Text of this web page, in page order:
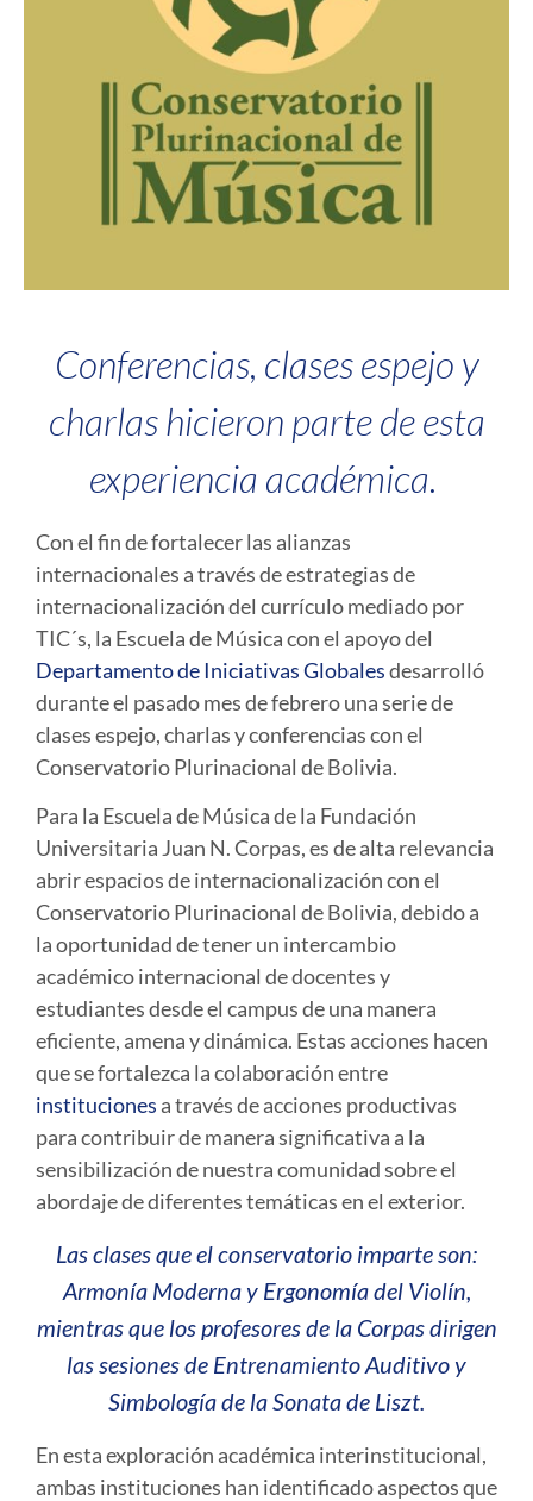
Conferencias, clases espejo y
charlas hicieron parte de esta
experiencia académica.
Con el fin de fortalecer las alianzas
internacionales a través de estrategias de
internacionalización del currículo mediado por
TIC´s, la Escuela de Música con el apoyo del
Departamento de Iniciativas Globalesdesarrolló
durante el pasado mes de febrero una serie de
clases espejo, charlas y conferencias con el
Conservatorio Plurinacional de Bolivia.
Para la Escuela de Música de la Fundación
Universitaria Juan N. Corpas, es de alta relevancia
abrir espacios de internacionalización con el
Conservatorio Plurinacional de Bolivia, debido a
la oportunidad de tener un intercambio
académico internacional de docentes y
estudiantes desde el campus de una manera
eficiente, amena y dinámica. Estas acciones hacen
que se fortalezca la colaboración entre
instituciones a través de acciones productivas
para contribuir de manera significativa a la
sensibilización de nuestra comunidad sobre el
abordaje de diferentes temáticas en el exterior.
Las clases que el conservatorio imparte son:
Armonía Moderna y Ergonomía del Violín,
mientras que los profesores de la Corpas dirigen
las sesiones de Entrenamiento Auditivo y
Simbología de la Sonata de Liszt.
En esta exploración académica interinstitucional,
ambas instituciones han identificado aspectos que